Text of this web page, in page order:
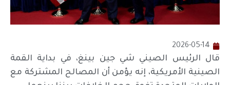
2026-05-14
قال الرئيس الصيني شي جين بينغ، في بداية القمة
الصينية الأمريكية، إنه يؤمن أن المصالح المشتركة مع